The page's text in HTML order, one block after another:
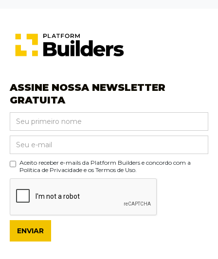
ASSINE NOSSA NEWSLETTER
GRATUITA
Aceito receber e-mails da Platform Builders e concordo com a
Política de Privacidade e os Termos de Uso.